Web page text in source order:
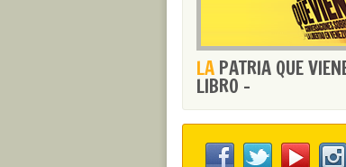
LA PATRIA QUE
LIBRO -